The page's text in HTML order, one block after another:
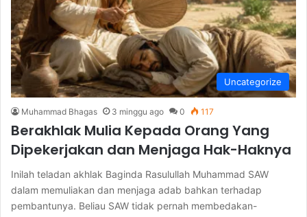
Uncategorize
Muhammad Bhagas 3 minggu ago 0 117
Berakhlak Mulia Kepada Orang Yang
Dipekerjakan dan Menjaga Hak-Haknya
Inilah teladan akhlak Baginda Rasulullah Muhammad SAW
dalam memuliakan dan menjaga adab bahkan terhadap
pembantunya. Beliau SAW tidak pernah membedakan-